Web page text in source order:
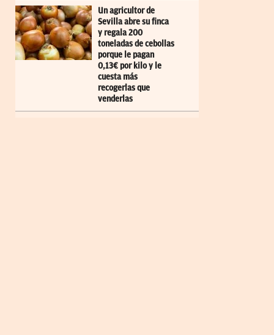
Un agricultor de
Sevilla abre su finca
y regala 200
toneladas de cebollas
porque le pagan
0,13€ por kilo y le
cuesta más
recogerlas que
venderlas